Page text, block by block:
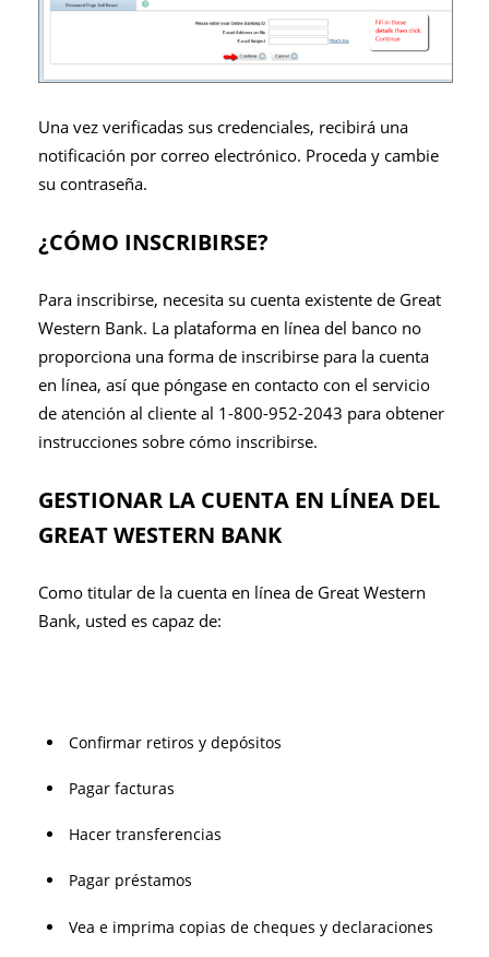
Una vez verificadas sus credenciales, recibirá una
notificación por correo electrónico. Proceda y cambie
su contraseña.
¿CÓMO INSCRIBIRSE?
Para inscribirse, necesita su cuenta existente de Great
Western Bank. La plataforma en línea del banco no
proporciona una forma de inscribirse para la cuenta
en línea, así que póngase en contacto con el servicio
de atención al cliente al 1-800-952-2043 para obtener
instrucciones sobre cómo inscribirse.
GESTIONAR LA CUENTA EN LÍNEA DEL
GREAT WESTERN BANK
Como titular de la cuenta en línea de Great Western
Bank, usted es capaz de:
Confirmar retiros y depósitos
Pagar facturas
Hacer transferencias
Pagar préstamos
Vea e imprima copias de cheques y declaraciones